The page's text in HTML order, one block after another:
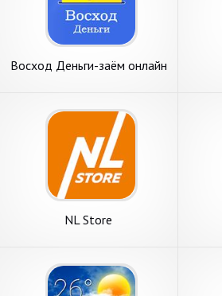
Восход Деньги-заём онлайн
NL Store